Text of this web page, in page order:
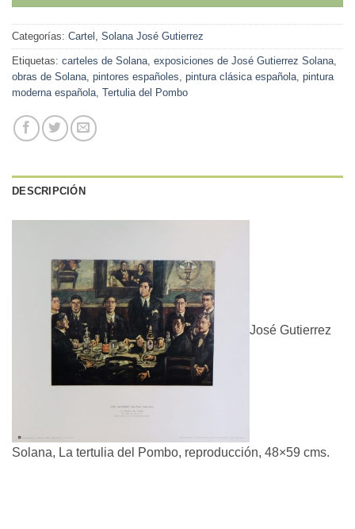
Categorías: Cartel , Solana José Gutierrez
Etiquetas: carteles de Solana, exposiciones de José Gutierrez Solana,
obras de Solana, pintores españoles, pintura clásica española, pintura
moderna española, Tertulia del Pombo
DESCRIPCIÓN
José Gutierrez
Solana, La tertulia del Pombo, reproducción, 48×59 cms.